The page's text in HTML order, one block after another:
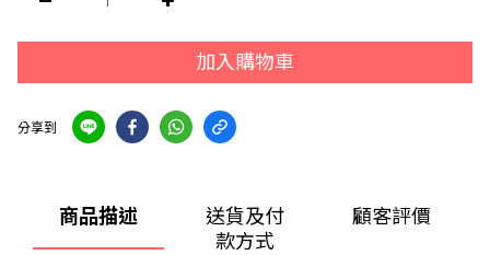
加入購物車
分享到
商品描述
送貨及付
款方式
顧客評價